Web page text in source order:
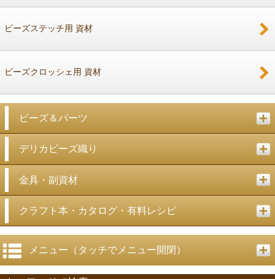
ビーズステッチ用 資材
ビーズクロッシェ用 資材
ビーズ＆パーツ
デリカビーズ織り
金具・副資材
クラフト本・カタログ・有料レシピ
メニュー（タッチでメニュー開閉）